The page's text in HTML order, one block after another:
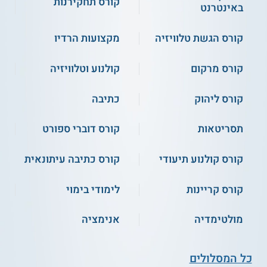
מעת לעת. המידע המוצג כאן נכתב ונערך על ידי
צוות האתר. למען הסר ספק בין האתר למוסד
הלימודים לא מתקיים קשר מכל סוג שהוא.
למידע נוסף לחצו: המרכז האקדמי לפיתוח אישי
באינטרנט
קורס הגשת טלוויזיה
מקצועות הרדיו
קורס מרקום
קולנוע וטלוויזיה
קורס ליהוק
כתיבה
תסריטאות
קורס דוברי ספורט
קורס קולנוע תיעודי
קורס כתיבה עיתונאית
קורס קריינות
לימודי בימוי
מולטימדיה
אנימציה
כל המסלולים